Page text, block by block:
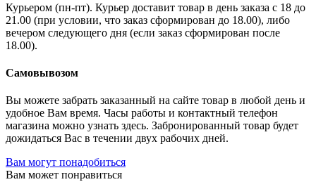
Курьером (пн-пт). Курьер доставит товар в день заказа с 18 до
21.00 (при условии, что заказ сформирован до 18.00), либо
вечером следующего дня (если заказ сформирован после
18.00).
Самовывозом
Вы можете забрать заказанный на сайте товар в любой день и
удобное Вам время. Часы работы и контактный телефон
магазина можно узнать здесь. Забронированный товар будет
дожидаться Вас в течении двух рабочих дней.
Вам могут понадобиться
Вам может понравиться